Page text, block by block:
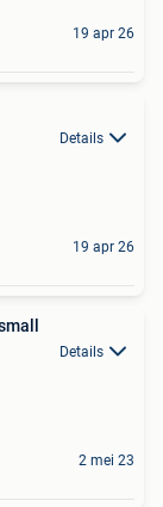
19 apr 26
Details
19 apr 26
Details
2 mei 23